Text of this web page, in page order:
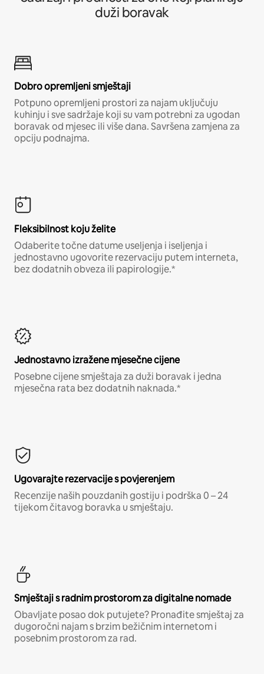
duži boravak
Dobro opremljeni smještaji
Potpuno opremljeni prostori za najam uključuju
kuhinju i sve sadržaje koji su vam potrebni za ugodan
boravak od mjesec ili više dana. Savršena zamjena za
opciju podnajma.
Fleksibilnost koju želite
Odaberite točne datume useljenja i iseljenja i
jednostavno ugovorite rezervaciju putem interneta,
bez dodatnih obveza ili papirologije.*
Jednostavno izražene mjesečne cijene
Posebne cijene smještaja za duži boravak i jedna
mjesečna rata bez dodatnih naknada.*
Ugovarajte rezervacije s povjerenjem
Recenzije naših pouzdanih gostiju i podrška 0 – 24
tijekom čitavog boravka u smještaju.
Smještaji s radnim prostorom za digitalne nomade
Obavljate posao dok putujete? Pronađite smještaj za
dugoročni najam s brzim bežičnim internetom i
posebnim prostorom za rad.